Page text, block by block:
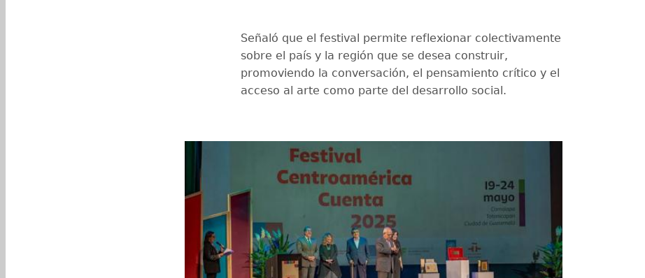
Señaló que el festival permite reflexionar colectivamente
sobre el país y la región que se desea construir,
promoviendo la conversación, el pensamiento crítico y el
acceso al arte como parte del desarrollo social.